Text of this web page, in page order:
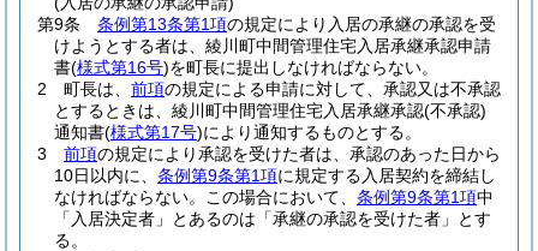
第9条
条例第13条第1項の規定により入居の承継の承認を受
けようとする者は、綾川町中間管理住宅入居承継承認申請
書(様式第16号)を町長に提出しなければならない。
2
町長は、 前項の規定による申請に対して、承認又は不承認
とするときは、綾川町中間管理住宅入居承継承認(不承認)
通知書(様式第17号)により通知するものとする。
3
前項の規定により承認を受けた者は、承認のあった日から
10日以内に、 条例第9条第1項に規定する入居契約を締結し
なければならない。
この場合において、 条例第9条第1項中
「入居決定者」とあるのは「承継の承認を受けた者」とす
る。